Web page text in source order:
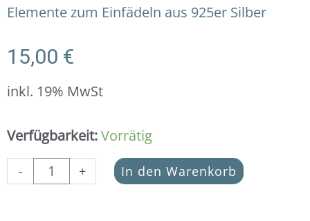
Elemente zum Einfädeln aus 925er Silber
15,00 €
inkl. 19% MwSt
Verfügbarkeit:Vorrätig
-
Quaste
40
mm
+ In den Warenkorb